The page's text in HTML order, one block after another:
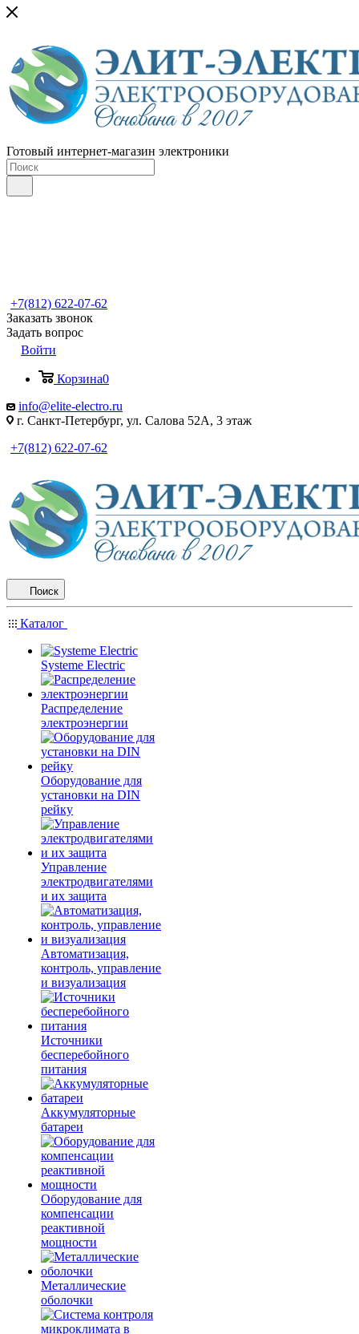
Готовый интернет-магазин электроники
+7(812) 622-07-62
Заказать звонок
Задать вопрос
Войти
Корзина0
info@elite-electro.ru
г. Санкт-Петербург, ул. Салова 52А, 3 этаж
+7(812) 622-07-62
Поиск
Каталог
Systeme Electric
Распределение
электроэнергии
Оборудование для
установки на DIN
рейку
Управление
электродвигателями
и их защита
Автоматизация,
контроль, управление
и визуализация
Источники
бесперебойного
питания
Аккумуляторные
батареи
Оборудование для
компенсации
реактивной
мощности
Металлические
оболочки